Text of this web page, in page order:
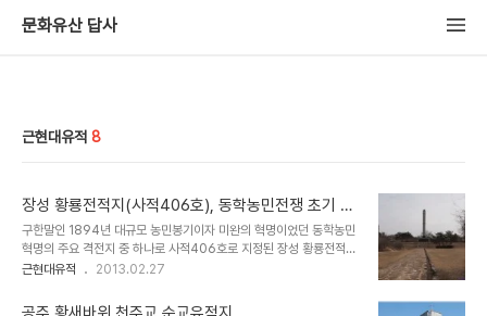
문화유산 답사
근현대유적 8
장성 황룡전적지(사적406호), 동학농민전쟁 초기 관
군을 상대로 큰 승리를 거둔 주요 격전지
구한말인 1894년 대규모 농민봉기이자 미완의 혁명이었던 동학농민
혁명의 주요 격전지 중 하나로 사적406호로 지정된 장성 황룡전적지
이다. 이곳은 장성군 소재지에서 동남쪽으로 약 2km, 필암서원에서
곳에 위치하고 있는 황룡전적지는 중요한 역사적 사건이나 전투가 있
근현대유적 2013.02.27